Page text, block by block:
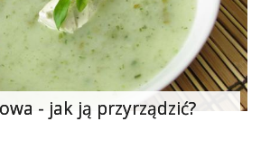
- jak ją przyrządzić?